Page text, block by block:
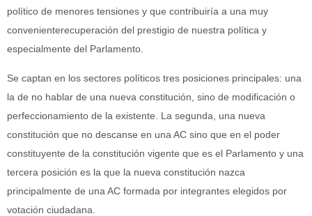
político de menores tensiones y que contribuiría a una muy
convenienterecuperación del prestigio de nuestra política y
especialmente del Parlamento.
Se captan en los sectores políticos tres posiciones principales: una
la de no hablar de una nueva constitución, sino de modificación o
perfeccionamiento de la existente. La segunda, una nueva
constitución que no descanse en una AC sino que en el poder
constituyente de la constitución vigente que es el Parlamento y una
tercera posición es la que la nueva constitución nazca
principalmente de una AC formada por integrantes elegidos por
votación ciudadana.